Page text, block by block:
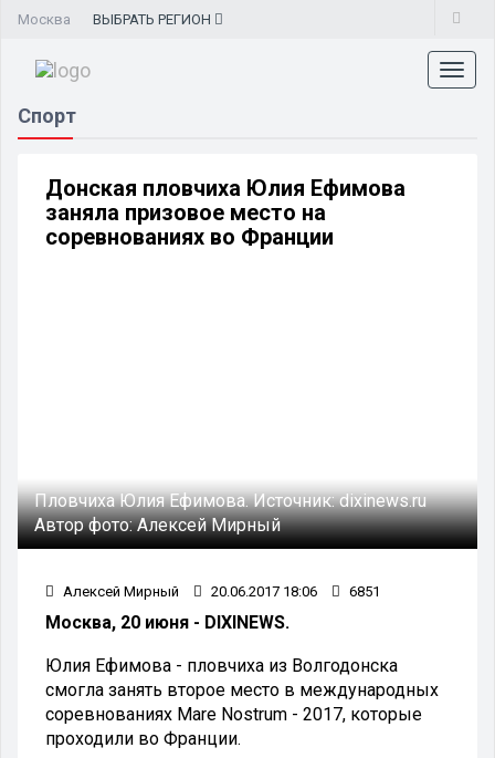
Москва ВЫБРАТЬ РЕГИОН
Спорт
Донская пловчиха Юлия Ефимова
заняла призовое место на
соревнованиях во Франции
Пловчиха Юлия Ефимова.Источник:dixinews.ru
Автор фото:Алексей Мирный
Алексей Мирный 20.06.2017 18:06 6851
Москва, 20 июня - DIXINEWS.
Юлия Ефимова - пловчиха из Волгодонска
смогла занять второе место в международных
соревнованиях Mare Nostrum - 2017, которые
проходили во Франции.